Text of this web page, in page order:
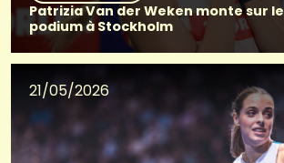
Patrizia Van der Weken monte sur le
podium à Stockholm
21/05/2026